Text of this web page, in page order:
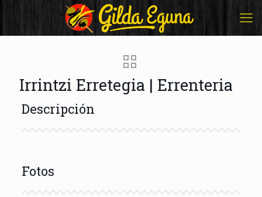
Irrintzi Erretegia | Errenteria
Descripción
Fotos